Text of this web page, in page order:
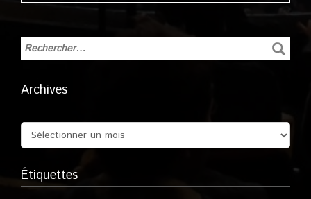
Archives
Étiquettes